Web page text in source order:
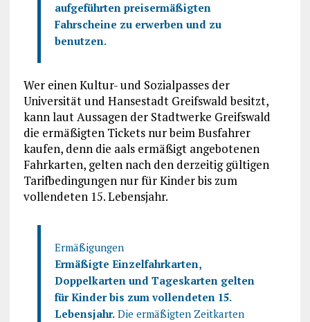
aufgeführten preisermäßigten
Fahrscheine zu erwerben und zu
benutzen.
Wer einen Kultur- und Sozialpasses der
Universität und Hansestadt Greifswald besitzt,
kann laut Aussagen der Stadtwerke Greifswald
die ermäßigten Tickets nur beim Busfahrer
kaufen, denn die aals ermäßigt angebotenen
Fahrkarten, gelten nach den derzeitig gültigen
Tarifbedingungen nur für Kinder bis zum
vollendeten 15. Lebensjahr.
Ermäßigungen
Ermäßigte Einzelfahrkarten,
Doppelkarten und Tageskarten gelten
für Kinder bis zum vollendeten 15.
Lebensjahr.Die ermäßigten Zeitkarten